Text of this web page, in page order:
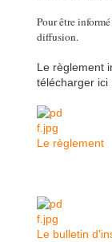
Pour être
diffusion.
Le règlement
télécharger ici
Le règlement
Le bulletin